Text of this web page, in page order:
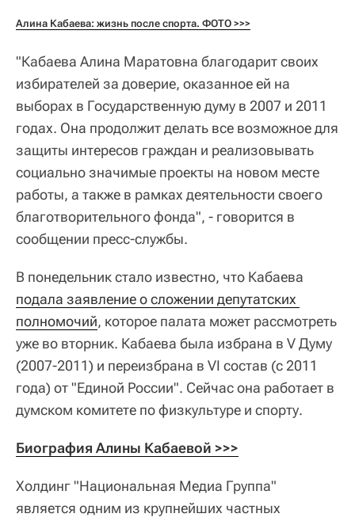
Алина Кабаева: жизнь после спорта. ФОТО >>>
"Кабаева Алина Маратовна благодарит своих
избирателей за доверие, оказанное ей на
выборах в Государственную думу в 2007 и 2011
годах. Она продолжит делать все возможное для
защиты интересов граждан и реализовывать
социально значимые проекты на новом месте
работы, а также в рамках деятельности своего
благотворительного фонда", - говорится в
сообщении пресс-службы.
В понедельник стало известно, что Кабаева
подала заявление о сложении депутатских
полномочий, которое палата может рассмотреть
уже во вторник. Кабаева была избрана в V Думу
(2007-2011) и переизбрана в VI состав (с 2011
года) от "Единой России". Сейчас она работает в
думском комитете по физкультуре и спорту.
Биография Алины Кабаевой >>>
Холдинг "Национальная Медиа Группа"
является одним из крупнейших частных